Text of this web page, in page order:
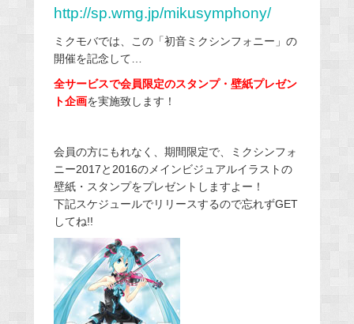
http://sp.wmg.jp/mikusymphony/
ミクモバでは、この「初音ミクシンフォニー」の
開催を記念して…
全サービスで会員限定のスタンプ・壁紙プレゼン
ト企画を実施致します！
会員の方にもれなく、期間限定で、ミクシンフォ
ニー2017と2016のメインビジュアルイラストの
壁紙・スタンプをプレゼントしますよー！
下記スケジュールでリリースするので忘れずGET
してね!!